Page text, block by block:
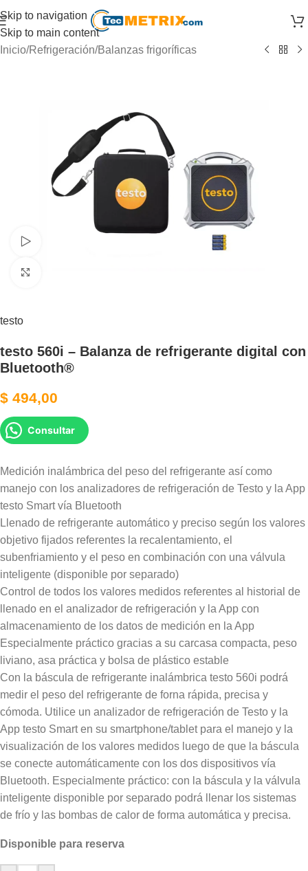
Skip to navigation
Skip to main content
Inicio/Refrigeración/Balanzas frigoríficas
testo
testo 560i – Balanza de refrigerante digital con
Bluetooth®
$ 494,00
Consultar
Medición inalámbrica del peso del refrigerante así como
manejo con los analizadores de refrigeración de Testo y la App
testo Smart vía Bluetooth
Llenado de refrigerante automático y preciso según los valores
objetivo fijados referentes la recalentamiento, el
subenfriamiento y el peso en combinación con una válvula
inteligente (disponible por separado)
Control de todos los valores medidos referentes al historial de
llenado en el analizador de refrigeración y la App con
almacenamiento de los datos de medición en la App
Especialmente práctico gracias a su carcasa compacta, peso
liviano, asa práctica y bolsa de plástico estable
Con la báscula de refrigerante inalámbrica testo 560i podrá
medir el peso del refrigerante de forna rápida, precisa y
cómoda. Utilice un analizador de refrigeración de Testo y la
App testo Smart en su smartphone/tablet para el manejo y la
visualización de los valores medidos luego de que la báscula
se conecte automáticamente con los dos dispositivos vía
Bluetooth. Especialmente práctico: con la báscula y la válvula
inteligente disponible por separado podrá llenar los sistemas
de frío y las bombas de calor de forma automática y precisa.
Disponible para reserva